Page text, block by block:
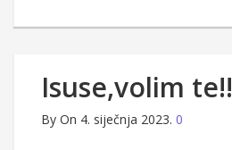
Isuse,volim te!!
By On 4. siječnja 2023. 0